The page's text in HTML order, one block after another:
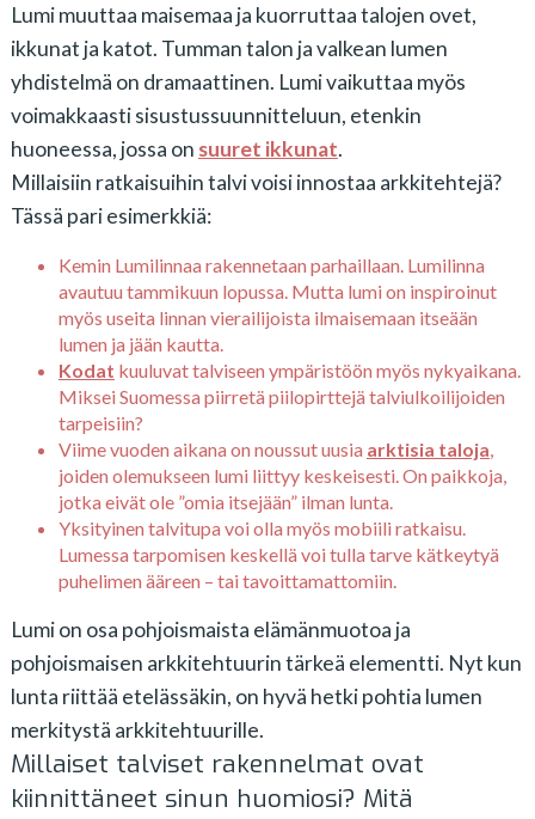
Lumi muuttaa maisemaa ja kuorruttaa talojen ovet,
ikkunat ja katot. Tumman talon ja valkean lumen
yhdistelmä on dramaattinen. Lumi vaikuttaa myös
voimakkaasti sisustussuunnitteluun, etenkin
huoneessa, jossa on suuret ikkunat.
Millaisiin ratkaisuihin talvi voisi innostaa arkkitehtejä?
Tässä pari esimerkkiä:
Kemin Lumilinnaa rakennetaan parhaillaan. Lumilinna
avautuu tammikuun lopussa. Mutta lumi on inspiroinut
myös useita linnan vierailijoista ilmaisemaan itseään
lumen ja jään kautta.
Kodat kuuluvat talviseen ympäristöön myös nykyaikana.
Miksei Suomessa piirretä piilopirttejä talviulkoilijoiden
tarpeisiin?
Viime vuoden aikana on noussut uusia arktisia taloja,
joiden olemukseen lumi liittyy keskeisesti. On paikkoja,
jotka eivät ole ”omia itsejään” ilman lunta.
Yksityinen talvitupa voi olla myös mobiili ratkaisu.
Lumessa tarpomisen keskellä voi tulla tarve kätkeytyä
puhelimen ääreen – tai tavoittamattomiin.
Lumi on osa pohjoismaista elämänmuotoa ja
pohjoismaisen arkkitehtuurin tärkeä elementti. Nyt kun
lunta riittää etelässäkin, on hyvä hetki pohtia lumen
merkitystä arkkitehtuurille.
Millaiset talviset rakennelmat ovat
kiinnittäneet sinun huomiosi? Mitä